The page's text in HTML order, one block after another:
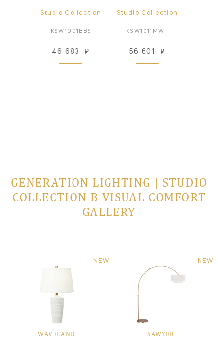
Studio Collection
KSW1001BBS
46 683 ₽
Studio Collection
KSW1011MWT
56 601 ₽
GENERATION LIGHTING | STUDIO
COLLECTION В VISUAL COMFORT
GALLERY
NEW
WAVELAND
NEW
SAWYER